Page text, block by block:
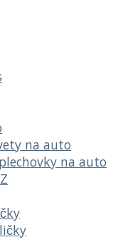
na auto
na auto